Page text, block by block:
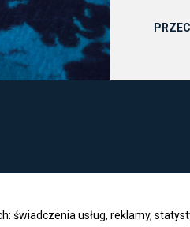
świadczenia usług, reklamy,